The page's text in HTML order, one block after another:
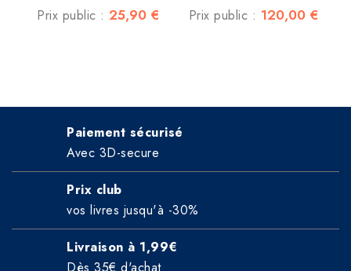
Prix public : 25,90 €
Prix public : 120,00 €
Paiement sécurisé
Avec 3D-secure
Prix club
vos livres jusqu'à -30%
Livraison à 1,99€